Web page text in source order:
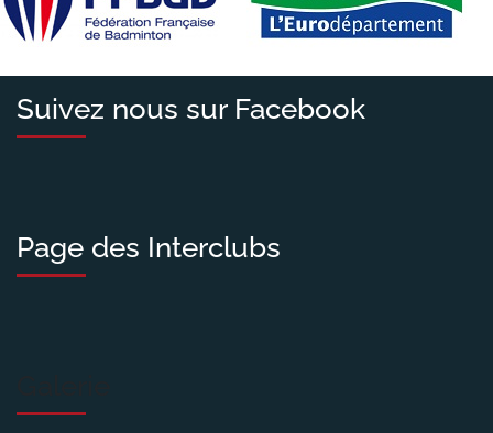
Suivez nous sur Facebook
Page des Interclubs